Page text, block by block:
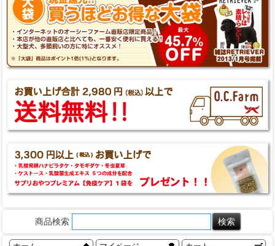
商品検索